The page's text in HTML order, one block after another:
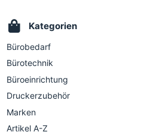
Kategorien
Bürobedarf
Bürotechnik
Büroeinrichtung
Druckerzubehör
Marken
Artikel A-Z